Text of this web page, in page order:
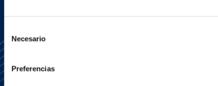
de
consentimiento
Necesario
Preferencias